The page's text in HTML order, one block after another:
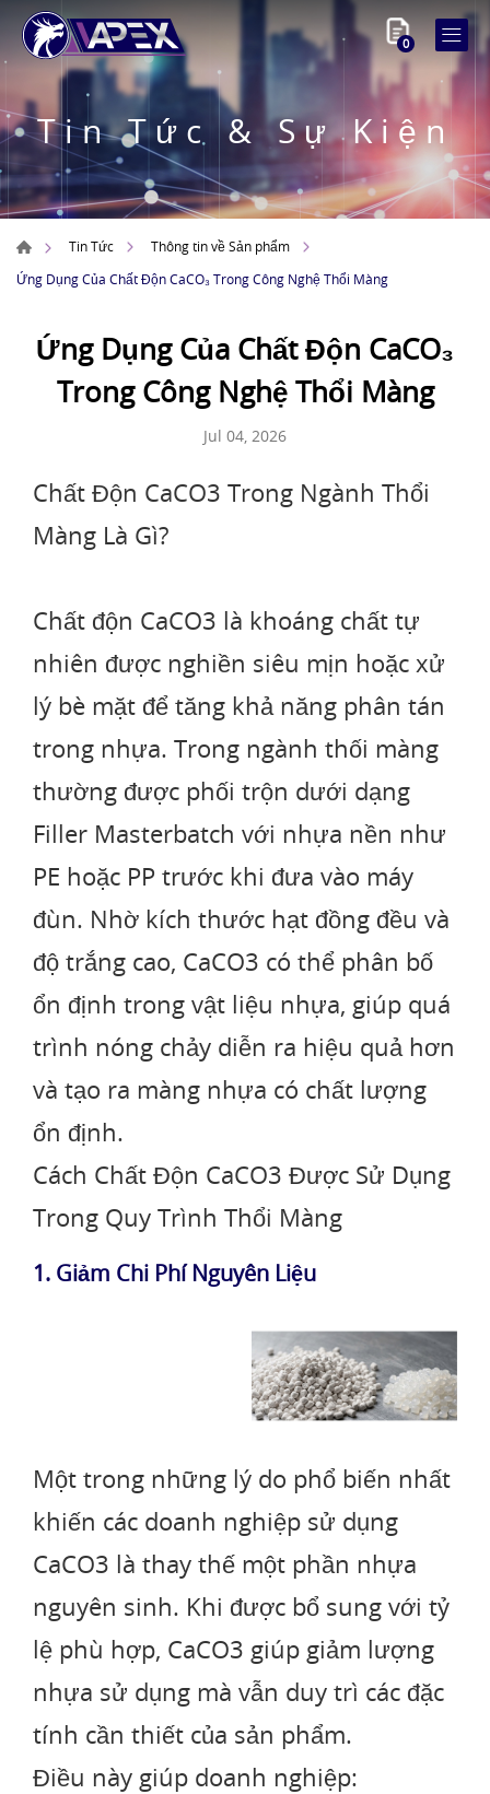
0
Tin Tức & Sự Kiện
Tin Tức
Thông tin về Sản phẩm
Ứng Dụng Của Chất Độn CaCO₃ Trong Công Nghệ Thổi Màng
Ứng Dụng Của Chất Độn CaCO₃
Trong Công Nghệ Thổi Màng
Jul 04, 2026
Chất Độn CaCO3 Trong Ngành Thổi
Màng Là Gì?
Chất độn CaCO3 là khoáng chất tự
nhiên được nghiền siêu mịn hoặc xử
lý bè mặt để tăng khả năng phân tán
trong nhựa. Trong ngành thối màng
thường được phối trộn dưới dạng
Filler Masterbatch với nhựa nền như
PE hoặc PP trước khi đưa vào máy
đùn. Nhờ kích thước hạt đồng đều và
độ trắng cao, CaCO3 có thể phân bố
ổn định trong vật liệu nhựa, giúp quá
trình nóng chảy diễn ra hiệu quả hơn
và tạo ra màng nhựa có chất lượng
ổn định.
Cách Chất Độn CaCO3 Được Sử Dụng
Trong Quy Trình Thổi Màng
1. Giảm Chi Phí Nguyên Liệu
Một trong những lý do phổ biến nhất
khiến các doanh nghiệp sử dụng
CaCO3 là thay thế một phần nhựa
nguyên sinh. Khi được bổ sung với tỷ
lệ phù hợp, CaCO3 giúp giảm lượng
nhựa sử dụng mà vẫn duy trì các đặc
tính cần thiết của sản phẩm.
Điều này giúp doanh nghiệp: